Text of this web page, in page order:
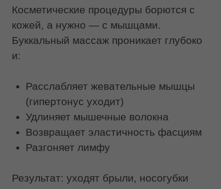
мастер чувствует границу, за которой
заканчивается эффективное
воздействие и начинается риск травмы.
Он может увеличивать или уменьшать
интенсивность в зависимости от
грань определить сложно, что часто
ведет либо к отсутствию результата,
либо к дискомфорту.
Стерильность. Работа со слизистой
оболочкой требует соблюдения
медицинских норм чистоты. В IDOL
стерильных перчатках с